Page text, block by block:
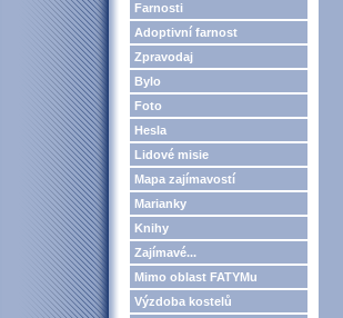
Farnosti
Adoptivní farnost
Zpravodaj
Bylo
Foto
Hesla
Lidové misie
Mapa zajímavostí
Marianky
Knihy
Zajímavé...
Mimo oblast FATYMu
Výzdoba kostelů